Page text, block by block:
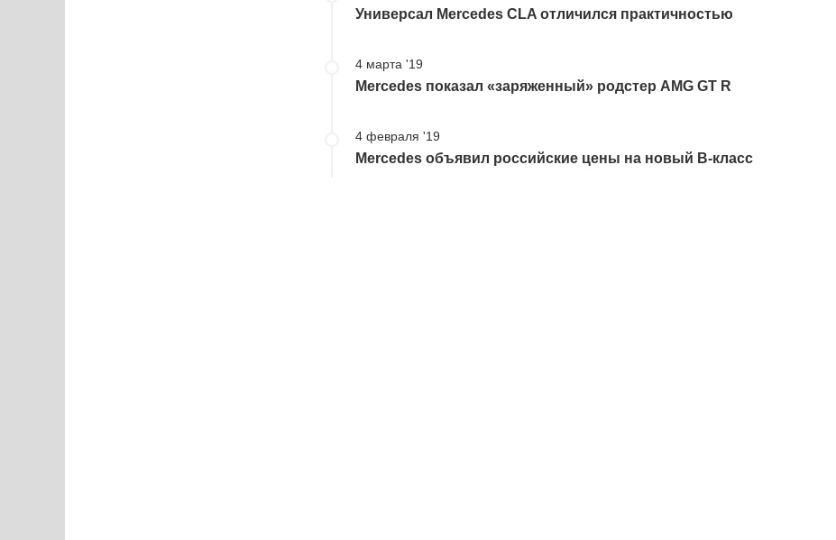
Универсал Mercedes CLA отличился практичностью
4 марта '19
Mercedes показал «заряженный» родстер AMG GT R
4 февраля '19
Mercedes объявил российские цены на новый B-класс